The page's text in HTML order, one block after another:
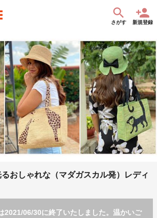
さがす 新規登録
おしゃれな（マダガスカル発）レディ
2021/06/30に終了いたしました。温かいご